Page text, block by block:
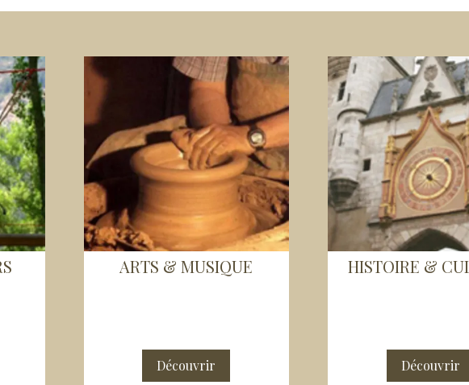
ARTS & MUSIQUE
Découvrir
HISTOIRE &
Découvrir